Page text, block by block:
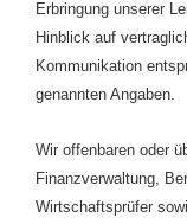
Erbringung unserer
Hinblick auf
Kommunikation
genannten Angaben.
Wir offenbaren oder
Finanzverwaltung,
Wirtschaftsprüfer